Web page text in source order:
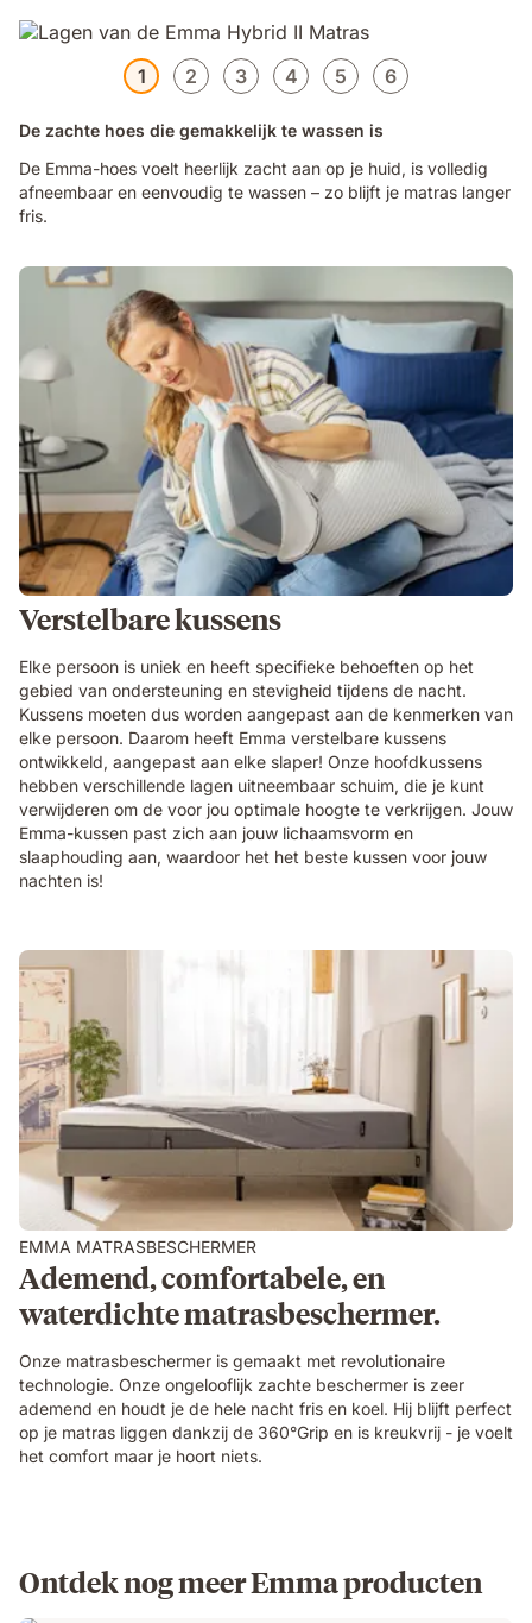
1 2 3 4 5 6
De zachte hoes die gemakkelijk te wassen is
De Emma-hoes voelt heerlijk zacht aan op je huid, is volledig
afneembaar en eenvoudig te wassen – zo blijft je matras langer
fris.
Verstelbare kussens
Elke persoon is uniek en heeft specifieke behoeften op het
gebied van ondersteuning en stevigheid tijdens de nacht.
Kussens moeten dus worden aangepast aan de kenmerken van
elke persoon. Daarom heeft Emma verstelbare kussens
ontwikkeld, aangepast aan elke slaper! Onze hoofdkussens
hebben verschillende lagen uitneembaar schuim, die je kunt
verwijderen om de voor jou optimale hoogte te verkrijgen. Jouw
Emma-kussen past zich aan jouw lichaamsvorm en
slaaphouding aan, waardoor het het beste kussen voor jouw
nachten is!
EMMA MATRASBESCHERMER
Ademend, comfortabele, en
waterdichte matrasbeschermer.
Onze matrasbeschermer is gemaakt met revolutionaire
technologie. Onze ongelooflijk zachte beschermer is zeer
ademend en houdt je de hele nacht fris en koel. Hij blijft perfect
op je matras liggen dankzij de 360°Grip en is kreukvrij - je voelt
het comfort maar je hoort niets.
Ontdek nog meer Emma producten